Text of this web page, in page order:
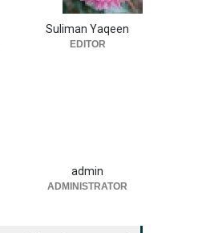
Suliman Yaqeen
EDITOR
admin
ADMINISTRATOR